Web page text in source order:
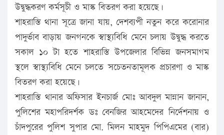
উদ্বুদ্ধকরণ কর্মসূচী ও মাস্ক বিতরণ করা হয়েছে।
শাহরাস্তি থানা সূত্রে জানা যায়, দেশব্যপী নতুন করে করোনার
পাদুর্ভাব বাড়ায় জনগনকে স্বাস্থ্যবিধি মেনে চলায় উদ্বুদ্ধ করতে
সকাল ১০ টা হতে শাহরাস্তি উপজেলার বিভিন্ন জনসমাগম
স্থলে স্বাস্থ্যবিধি মেনে চলতে সচেতনতামূলক প্রচারণা ও মাস্ক
বিতরণ করা হয়েছে।
শাহরাস্তি থানার অফিসার ইনচার্জ মোঃ আবদুল মান্নান জানান,
পুলিশের মহাপরিদর্শক ডঃ বেনজির আহমেদের নির্দেশনায় ও
চাঁদপুরের পুলিশ সুপার মো. মিলন মাহমুদ পিপিএমের (বার)